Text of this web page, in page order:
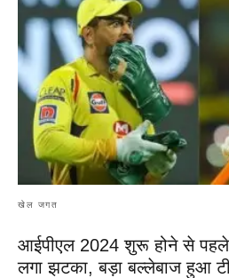
खेल जगत
आईपीएल 2024 शुरू होने से पहले
लगा झटका, बड़ा बल्लेबाज हुआ